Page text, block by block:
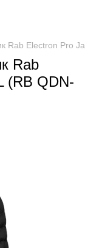
Rab Electron Pro
Rab
(RB QDN-